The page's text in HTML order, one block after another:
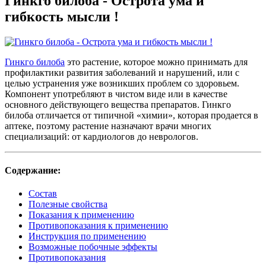
гибкость мысли !
Гинкго билоба это растение, которое можно принимать для
профилактики развития заболеваний и нарушений, или с
целью устранения уже возникших проблем со здоровьем.
Компонент употребляют в чистом виде или в качестве
основного действующего вещества препаратов. Гинкго
билоба отличается от типичной «химии», которая продается в
аптеке, поэтому растение назначают врачи многих
специализаций: от кардиологов до неврологов.
Содержание:
Состав
Полезные свойства
Показания к применению
Противопоказания к применению
Инструкция по применению
Возможные побочные эффекты
Противопоказания